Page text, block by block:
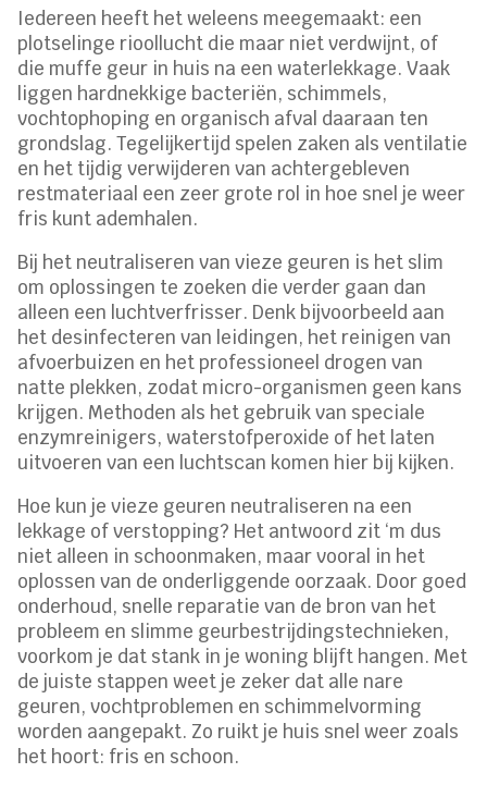
Iedereen heeft het weleens meegemaakt: een
plotselinge rioollucht die maar niet verdwijnt, of
die muffe geur in huis na een waterlekkage. Vaak
liggen hardnekkige bacteriën, schimmels,
vochtophoping en organisch afval daaraan ten
grondslag. Tegelijkertijd spelen zaken als ventilatie
en het tijdig verwijderen van achtergebleven
restmateriaal een zeer grote rol in hoe snel je weer
fris kunt ademhalen.
Bij het neutraliseren van vieze geuren is het slim
om oplossingen te zoeken die verder gaan dan
alleen een luchtverfrisser. Denk bijvoorbeeld aan
het desinfecteren van leidingen, het reinigen van
afvoerbuizen en het professioneel drogen van
natte plekken, zodat micro-organismen geen kans
krijgen. Methoden als het gebruik van speciale
enzymreinigers, waterstofperoxide of het laten
uitvoeren van een luchtscan komen hier bij kijken.
Hoe kun je vieze geuren neutraliseren na een
lekkage of verstopping? Het antwoord zit ‘m dus
niet alleen in schoonmaken, maar vooral in het
oplossen van de onderliggende oorzaak. Door goed
onderhoud, snelle reparatie van de bron van het
probleem en slimme geurbestrijdingstechnieken,
voorkom je dat stank in je woning blijft hangen. Met
de juiste stappen weet je zeker dat alle nare
geuren, vochtproblemen en schimmelvorming
worden aangepakt. Zo ruikt je huis snel weer zoals
het hoort: fris en schoon.